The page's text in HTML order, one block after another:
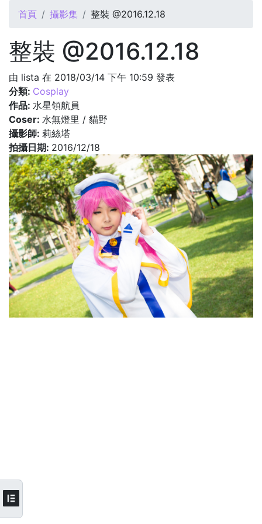
您在這裡
首頁 攝影集 整裝 @2016.12.18
整裝 @2016.12.18
由 lista 在 2018/03/14 下午 10:59 發表
分類: Cosplay
作品: 水星領航員
Coser: 水無燈里 / 貓野
攝影師: 莉絲塔
拍攝日期: 2016/12/18